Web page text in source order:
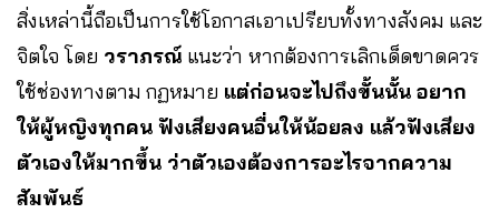
สิ่งเหล่านี้ถือเป็นการใช้โอกาสเอาเปรียบทั้งทางสังคม และ
จิตใจ โดย วราภรณ์ แนะว่า หากต้องการเลิกเด็ดขาดควร
ใช้ช่องทางตาม กฏหมาย แต่ก่อนจะไปถึงขั้นนั้น อยาก
ให้ผู้หญิงทุกคน ฟังเสียงคนอื่นให้น้อยลง แล้วฟังเสียง
ตัวเองให้มากขึ้น ว่าตัวเองต้องการอะไรจากความ
สัมพันธ์